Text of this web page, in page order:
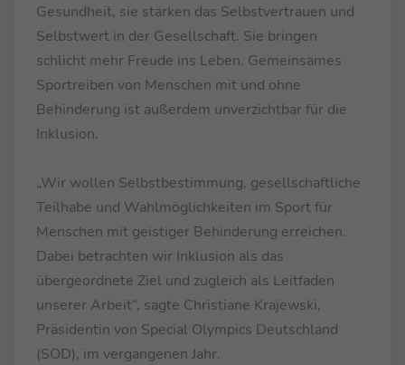
Gesundheit, sie stärken das Selbstvertrauen und
Selbstwert in der Gesellschaft. Sie bringen
schlicht mehr Freude ins Leben. Gemeinsames
Sportreiben von Menschen mit und ohne
Behinderung ist außerdem unverzichtbar für die
Inklusion.
„Wir wollen Selbstbestimmung, gesellschaftliche
Teilhabe und Wahlmöglichkeiten im Sport für
Menschen mit geistiger Behinderung erreichen.
Dabei betrachten wir Inklusion als das
übergeordnete Ziel und zugleich als Leitfaden
unserer Arbeit“, sagte Christiane Krajewski,
Präsidentin von Special Olympics Deutschland
(SOD), im vergangenen Jahr.